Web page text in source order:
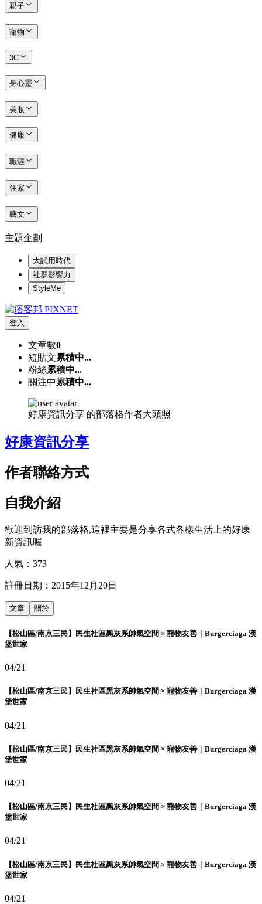
親子
寵物
3C
身心靈
美妝
健康
職涯
住家
藝文
主題企劃
大試用時代
社群影響力
StyleMe
登入
文章數0
短貼文累積中...
粉絲累積中...
關注中 累積中...
好康資訊分享 的部落格作者大頭照
好康資訊分享
作者聯絡方式
自我介紹
歡迎到訪我的部落格,這裡主要是分享各式各樣生活上的好康
新資訊喔
人氣： 373
註冊日期： 2015年12月20日
文章 關於
【松山區/南京三民】民生社區黑灰系帥氣空間 × 寵物友善｜Burgerciaga 漢
堡世家
04/21
【松山區/南京三民】民生社區黑灰系帥氣空間 × 寵物友善｜Burgerciaga 漢
堡世家
04/21
【松山區/南京三民】民生社區黑灰系帥氣空間 × 寵物友善｜Burgerciaga 漢
堡世家
04/21
【松山區/南京三民】民生社區黑灰系帥氣空間 × 寵物友善｜Burgerciaga 漢
堡世家
04/21
【松山區/南京三民】民生社區黑灰系帥氣空間 × 寵物友善｜Burgerciaga 漢
堡世家
04/21